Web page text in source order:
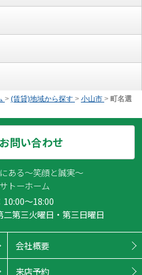
> (賃貸)地域から探す > 小山市 > 町名選
問い合わせ
ある～笑顔と誠実～
トーホーム
10:00～18:00
第三火曜日・第三日曜日
会社概要
来店予約